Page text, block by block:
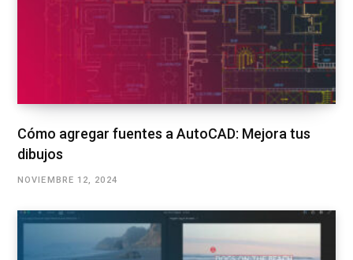
Cómo agregar fuentes a AutoCAD: Mejora tus
dibujos
NOVIEMBRE 12, 2024